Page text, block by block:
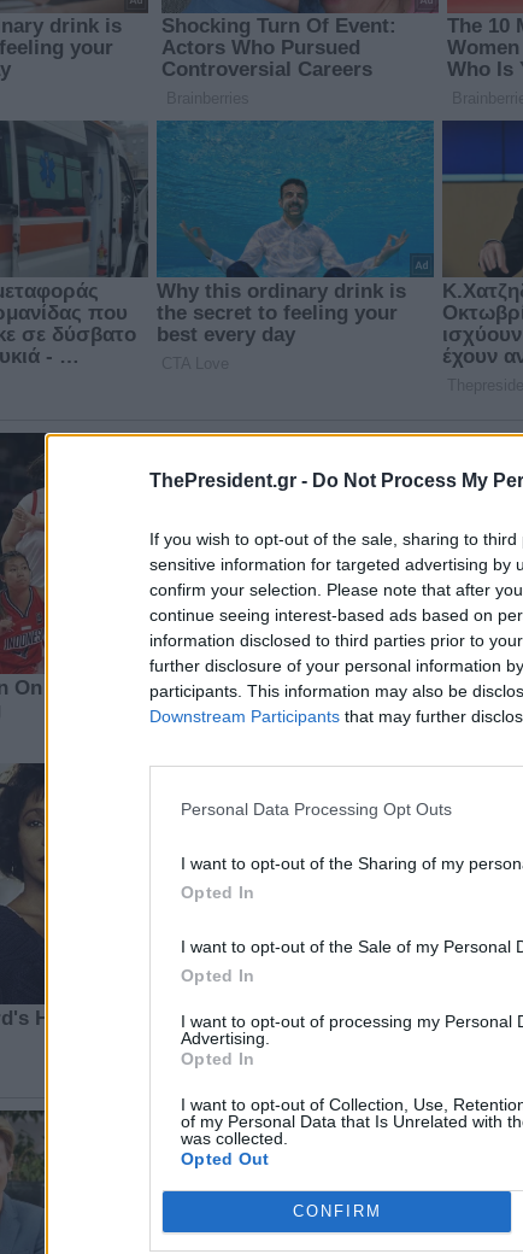
ThePresident.gr - Do Not Process My
If you wish to opt-out of the sale, sharing to
sensitive information for targeted advertising by
confirm your selection. Please note that after
continue seeing interest-based ads based on
information disclosed to third parties prior to
further disclosure of your personal information
participants. This information may also be
Downstream Participants that may further
Personal Data Processing Opt Outs
I want to opt-out of the Sharing of my
Opted In
I want to opt-out of the Sale of my Personal
Opted In
I want to opt-out of processing my Personal
Advertising.
Opted In
I want to opt-out of Collection, Use,
of my Personal Data that Is Unrelated with
was collected.
Opted Out
CONFIRM